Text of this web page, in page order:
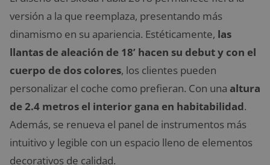
versión a la que reemplaza, presentando más
dinamismo en su apariencia. Estéticamente, las
llantas de aleación de 18’ hacen su debut y con el
cuerpo de dos colores, los clientes pueden
personalizar el coche como prefieran. Con una altura
de 2.4 metros el interior gana en habitabilidad.
Además, se renueva el panel de instrumentos más
intuitivo y legible con un espacio lleno de elementos
decorativos de calidad.